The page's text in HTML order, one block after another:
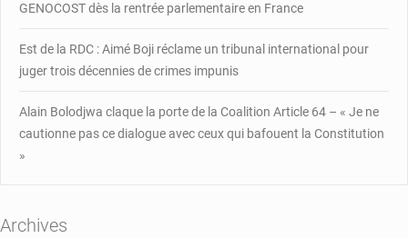
GENOCOST dès la rentrée parlementaire en France
Est de la RDC : Aimé Boji réclame un tribunal international pour
juger trois décennies de crimes impunis
Alain Bolodjwa claque la porte de la Coalition Article 64 – « Je ne
cautionne pas ce dialogue avec ceux qui bafouent la Constitution
»
Archives